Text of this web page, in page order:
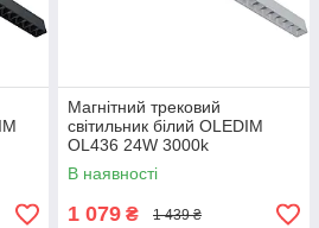
Магнітний трековий
світильник білий OLEDIM
OL436 24W 3000k
В наявності
1 079 ₴ 1 439 ₴